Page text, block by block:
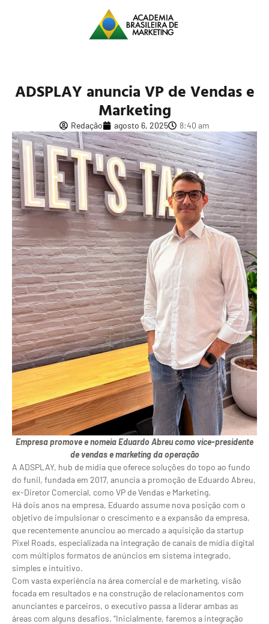
ADSPLAY anuncia VP de Vendas e
Marketing
Redação agosto 6, 2025 8:40 am
Empresa promove e nomeia Eduardo Abreu como vice-presidente
de vendas e marketing da operação
A ADSPLAY, hub de mídia que oferece soluções do topo ao fundo
do funil, fundada em 2017, anuncia a promoção de Eduardo Abreu,
ex-Diretor Comercial, como VP de Vendas e Marketing.
Há dois anos na empresa, Eduardo assume nova posição com o
objetivo de impulsionar o crescimento e a expansão da empresa,
que recentemente anunciou ao mercado a aquisição da startup
Pixel Roads, especializada na integração de canais de mídia digital
com múltiplos formatos de anúncios em sistema integrado,
simples e intuitivo.
Com vasta experiência na área comercial e de marketing, visão
focada em resultados e na construção de relacionamentos com
anunciantes e parceiros, o executivo passa a liderar ambas as
áreas com alguns desafios. “Inicialmente, faremos a integração